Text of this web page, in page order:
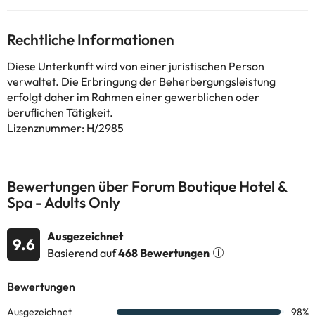
Die entsprechenden Preise könnt ihr direkt bei der Unterkunft
Unterkunft geändert werden. Wenn ihr Fragen habt, kontaktiert
uns.
Rechtliche Informationen
Diese Unterkunft wird von einer juristischen Person
verwaltet. Die Erbringung der Beherbergungsleistung
erfolgt daher im Rahmen einer gewerblichen oder
beruflichen Tätigkeit.
Lizenznummer: H/2985
Bewertungen über Forum Boutique Hotel &
Spa - Adults Only
9.6
Ausgezeichnet
Basierend auf468 Bewertungen